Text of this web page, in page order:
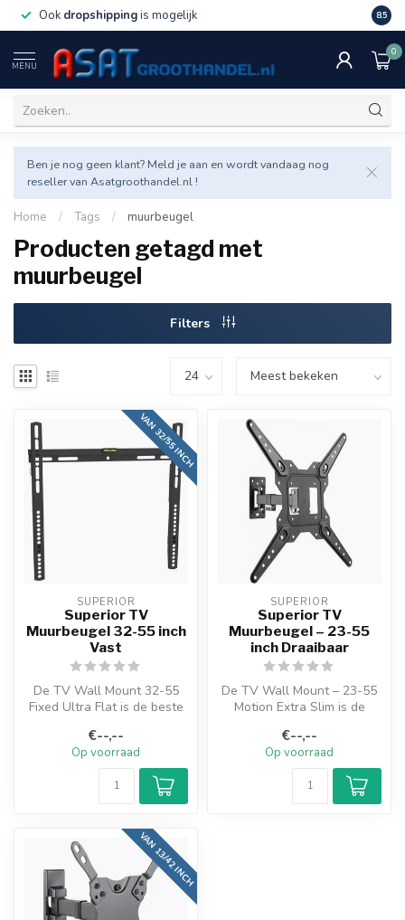
Ook dropshippingis mogelijk Veel
8.5
MENU
0
Ben je nog geen klant? Meld je aan en wordt vandaag nog
reseller van Asatgroothandel.nl !
Home / Tags / muurbeugel
Producten getagd met
muurbeugel
Filters
VAN 32/55 INCH
SUPERIOR
Superior TV
Muurbeugel 32-55 inch
Vast
De TV Wall Mount 32-55
Fixed Ultra Flat is de beste
€--,--
Op voorraad
SUPERIOR
Superior TV
Muurbeugel – 23-55
inch Draaibaar
De TV Wall Mount – 23-55
Motion Extra Slim is de
ieder...
€--,--
Op voorraad
VAN 13/42 INCH